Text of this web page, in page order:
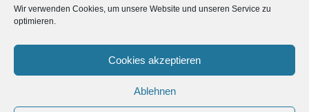
Wir verwenden Cookies, um unsere Website und unseren Service zu
optimieren.
Cookies akzeptieren
Ablehnen
VersVermV
Datenschutzerklärung (EU-DSGVO)
Unsere Internetseiten: